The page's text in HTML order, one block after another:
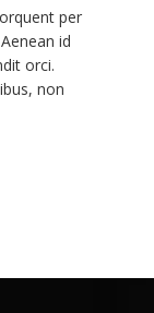
per
id
orci.
non